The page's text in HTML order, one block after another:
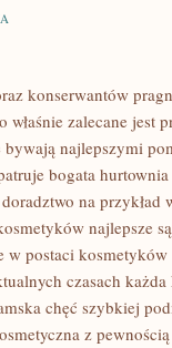
konserwantów
właśnie zalecane jest
najlepszymi
bogata
na
najlepsze
postaci
czasach
chęć szybkiej
z